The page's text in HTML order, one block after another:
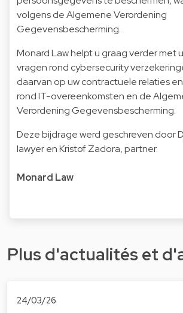
volgens de Algemene Verordening
Gegevensbescherming.
Monard Law helpt u graag verder met
vragen rond cybersecurity
daarvan op uw contractuele relaties
rond IT-overeenkomsten en de
Verordening Gegevensbescherming.
Deze bijdrage werd geschreven door
lawyer enKristof Zadora, partner.
Monard Law
Plus d'actualités et
24/03/26